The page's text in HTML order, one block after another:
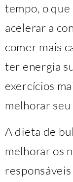
tempo, o que
acelerar a
comer mais
ter energia
exercícios
melhorar
A dieta de
melhorar os